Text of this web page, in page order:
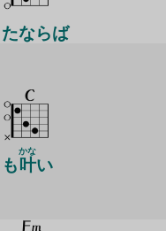
たならば
も 叶
かな
い